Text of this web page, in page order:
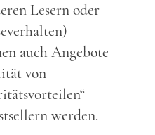
Lesern oder
auch Angebote
von
werden.